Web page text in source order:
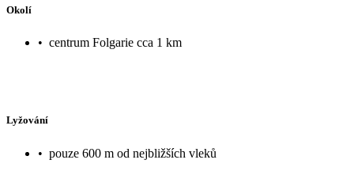
Okolí
• centrum Folgarie cca 1 km
Lyžování
• pouze 600 m od nejbližších vleků